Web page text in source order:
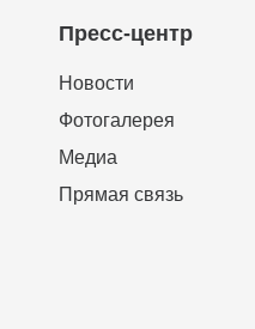
Пресс-центр
Новости
Фотогалерея
Медиа
Прямая связь